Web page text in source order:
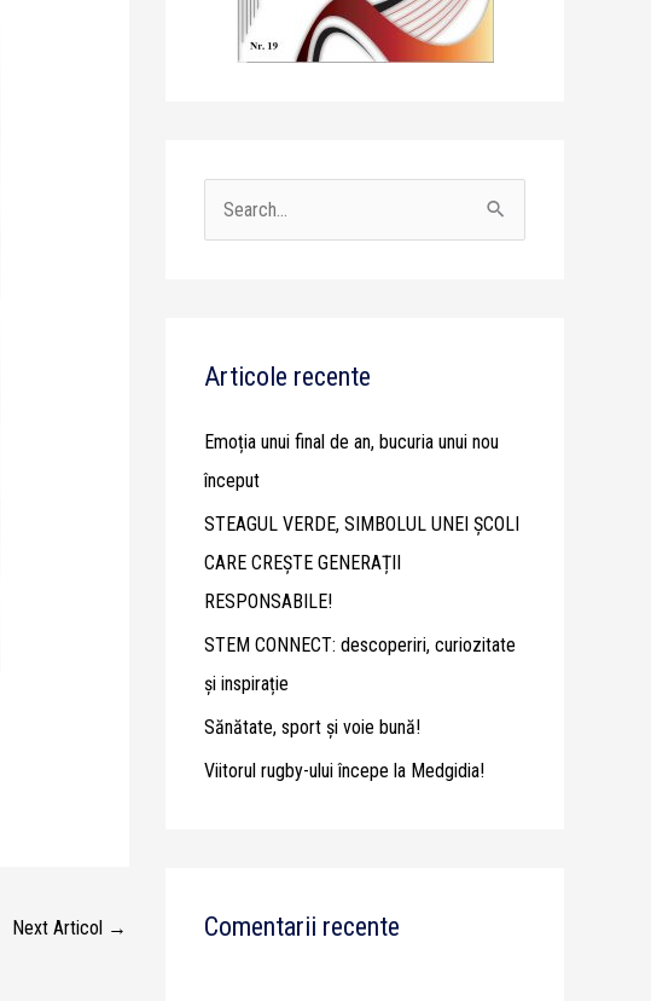
Next Articol →
c
f
o
r
:
Articole recente
Emoția unui final de an, bucuria unui nou
început
STEAGUL VERDE, SIMBOLUL UNEI ȘCOLI
CARE CREȘTE GENERAȚII
RESPONSABILE!
STEM CONNECT: descoperiri, curiozitate
și inspirație
Sănătate, sport și voie bună!
Viitorul rugby-ului începe la Medgidia!
Comentarii recente